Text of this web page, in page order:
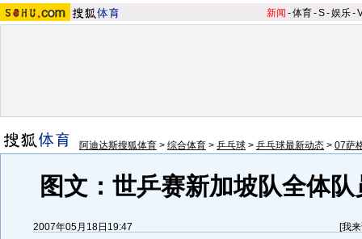
新闻 -体育-S-娱乐-
阿迪达斯搜狐体育 > 综合体育 > 乒乓球 > 乒乓球最新动态 > 07萨
图文：世乒赛新加坡队全体
2007年05月18日19:47 [我